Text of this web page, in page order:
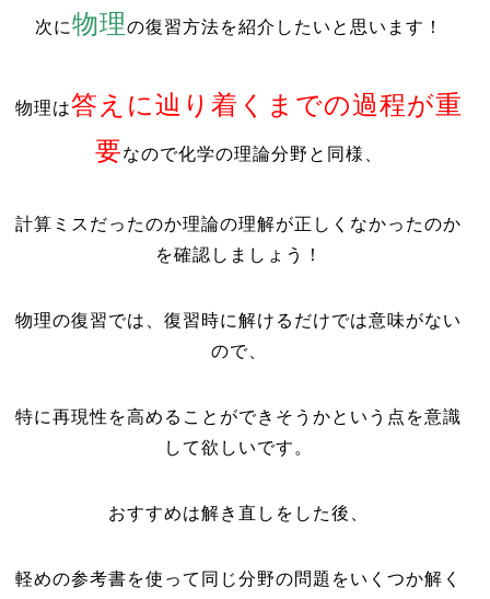
次に物理の復習方法を紹介したいと思います！
物理は答えに辿り着くまでの過程が重
要なので化学の理論分野と同様、
計算ミスだったのか理論の理解が正しくなかったのか
を確認しましょう！
物理の復習では、復習時に解けるだけでは意味がない
ので、
特に再現性を高めることができそうかという点を意識
して欲しいです。
おすすめは解き直しをした後、
軽めの参考書を使って同じ分野の問題をいくつか解く